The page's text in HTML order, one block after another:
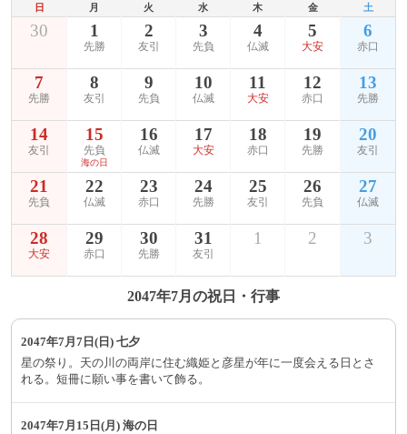
日 月 火 水 木 金 土
30 1
先勝
2
友引
3
先負
4
仏滅
5
大安
6
赤口
7
先勝
8
友引
9
先負
10
仏滅
11
大安
12
赤口
13
先勝
14
友引
15
先負
海の日
16
仏滅
17
大安
18
赤口
19
先勝
20
友引
21
先負
22
仏滅
23
赤口
24
先勝
25
友引
26
先負
27
仏滅
28
大安
29
赤口
30
先勝
31
友引
1 2 3
2047年7月の祝日・行事
2047年7月7日(日) 七夕
星の祭り。天の川の両岸に住む織姫と彦星が年に一度会える日とさ
れる。短冊に願い事を書いて飾る。
2047年7月15日(月) 海の日